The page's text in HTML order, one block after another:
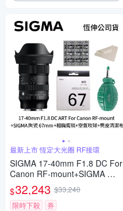
最新上市 恆定大光圈 RF接環
SIGMA 17-40mm F1.8 DC For
Canon RF-mount+SIGMA 陶
瓷 67mm保護鏡+相機魔毯+BW
-130吹球+麂皮清潔布(公司貨)
$32,243 $33,240
限時下殺
券